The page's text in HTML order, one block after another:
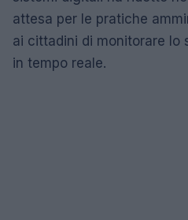
attesa per le pratiche
ai cittadini di monitorare lo
in tempo reale.